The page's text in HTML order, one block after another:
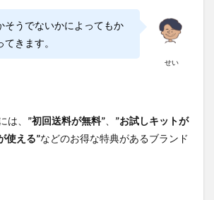
せい
そうでないかによってもか
きます。
は、 ”初回送料が無料”
”お試しキットが
使える”などのお得な特典があるブランド